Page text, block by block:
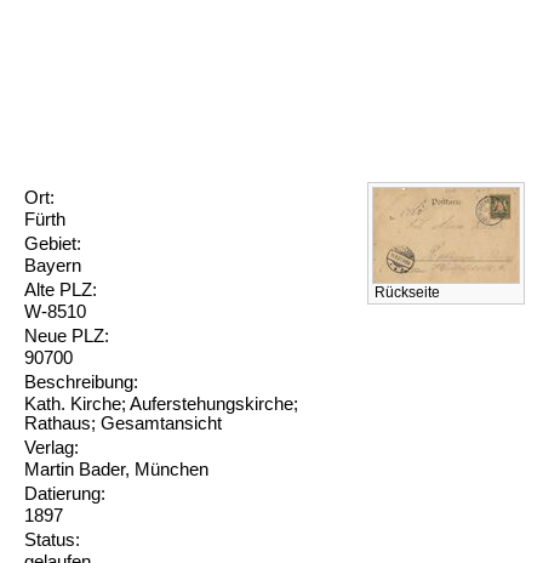
Rückseite
Ort:
Fürth
Gebiet:
Bayern
Alte PLZ:
W-8510
Neue PLZ:
90700
Beschreibung:
Kath. Kirche; Auferstehungskirche;
Rathaus; Gesamtansicht
Verlag:
Martin Bader, München
Datierung:
1897
Status: